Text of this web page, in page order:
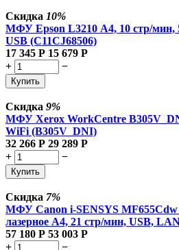
Скидка 10%
МФУ Epson L3210 А4, 10 стр/мин,
USB (C11CJ68506)
17 345 Р 15 679 Р
+
−
Купить
Скидка 9%
МФУ Xerox WorkCentre
WiFi (B305V_DNI)
32 266 Р 29 289 Р
+
−
Купить
Скидка 7%
МФУ Canon i-SENSYS MF655Cdw
лазерное A4, 21 стр/мин, USB,
57 180 Р 53 003 Р
+
−